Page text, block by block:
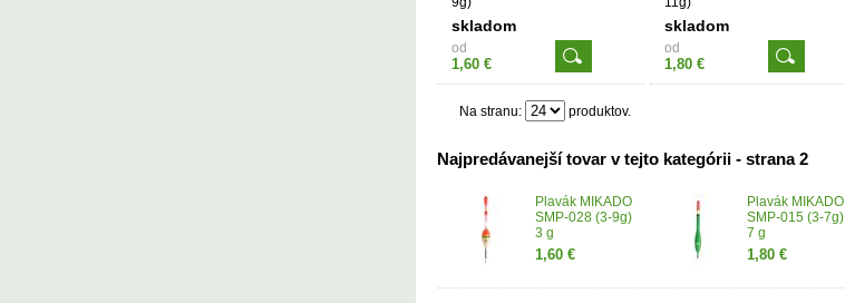
skladom
od
1,60 €
skladom
od
1,80 €
Na stranu: produktov.
Najpredávanejší tovar v tejto kategórii - strana 2
Plavák MIKADO
SMP-028 (3-9g)
3 g
1,60 €
Plavák MIKADO
SMP-015 (3-7g)
7 g
1,80 €